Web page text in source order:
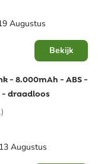
tot wel
zak. We sturen je
je direct ziet hoe
Kies, klik
Augustus
Bekijk
- 8.000mAh - ABS -
draadloos
Augustus